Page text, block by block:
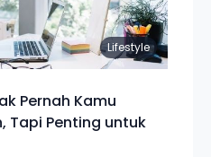
Lifestyle
Pernah Kamu
Tapi Penting untuk